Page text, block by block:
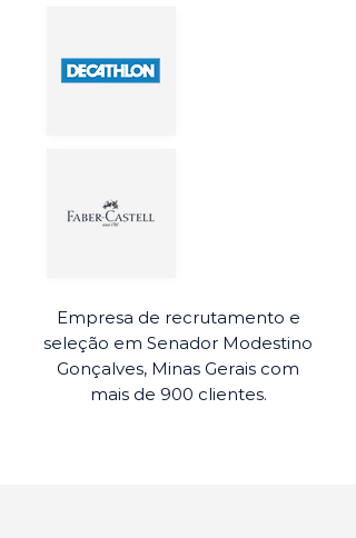
Empresa de recrutamento e
seleção em Senador Modestino
Gonçalves, Minas Gerais com
mais de 900 clientes.